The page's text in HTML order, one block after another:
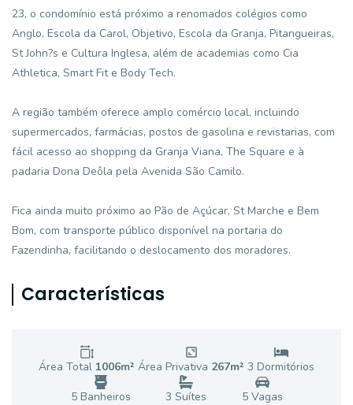
23, o condomínio está próximo a renomados colégios como
Anglo, Escola da Carol, Objetivo, Escola da Granja, Pitangueiras,
St John?s e Cultura Inglesa, além de academias como Cia
Athletica, Smart Fit e Body Tech.
A região também oferece amplo comércio local, incluindo
supermercados, farmácias, postos de gasolina e revistarias, com
fácil acesso ao shopping da Granja Viana, The Square e à
padaria Dona Deôla pela Avenida São Camilo.
Fica ainda muito próximo ao Pão de Açúcar, St Marche e Bem
Bom, com transporte público disponível na portaria do
Fazendinha, facilitando o deslocamento dos moradores.
Características
Área Total 1006m² Área Privativa 267m² 3 Dormitórios
5Banheiros 3 Suítes 5Vagas